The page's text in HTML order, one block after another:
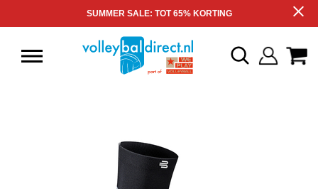
SUMMER SALE: TOT 65% KORTING